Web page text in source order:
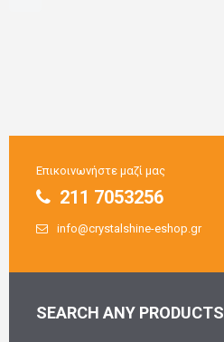
Επικοινωνήστε μαζί μας
211 7053256
info@crystalshine-eshop.gr
SEARCH ANY PRODUCTS